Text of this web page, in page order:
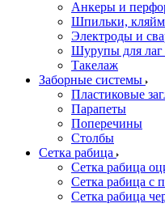
Анкеры и
Шпильки,
Электроды и
Шурупы для лаг
Такелаж
Заборные системы
Пластиковые
Парапеты
Поперечины
Столбы
Сетка рабица
Сетка рабица
Сетка рабица с
Сетка рабица